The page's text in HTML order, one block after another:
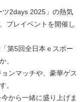
2days 2025」の熱気
プレイベントを開催し
第5回全日本ｅスポー
、
ンマッチや、豪華ゲス
。
から一緒に盛り上げま